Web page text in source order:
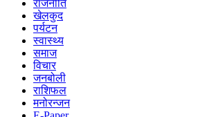
राजनीति
खेलकुद
पर्यटन
स्वास्थ्य
समाज
विचार
जनबोली
राशिफल
मनोरन्जन